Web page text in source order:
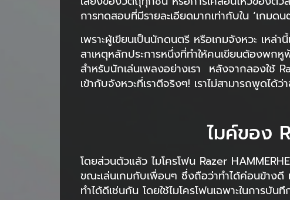
การทดสอบที่มีรายละเอียดมากเท่ากับใน ‘เกมดน
เพราะผู้เขียนเป็นนักดนตรี หรือเกมจังหวะ เหล่
สาเหตุหลักประการหนึ่งที่ทำให้คนเขียนต้องพ
สำหรับนักเล่นเพลงอย่างเรา หลังจากลองใช้
เข้ากับจังหวะที่เราตีจริงๆ! เราไม่สามารถพูดไ
ไมค์ของ
โดยส่วนตัวแล้ว ไมโครโฟน Razer
ขณะเล่นเกมกับเพื่อนๆ ซึ่งถือว่าทำได้ค่อนข้างดี
ทำได้ดีเช่นกัน โดยใช้ไมโครโฟนเฉพาะในการบันทึ